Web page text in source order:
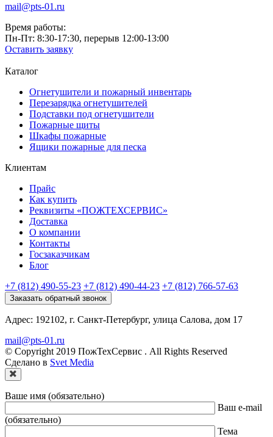
mail@pts-01.ru
Время работы:
Пн-Пт: 8:30-17:30, перерыв 12:00-13:00
Оставить заявку
Каталог
Огнетушители и пожарный инвентарь
Перезарядка огнетушителей
Подставки под огнетушители
Пожарные щиты
Шкафы пожарные
Ящики пожарные для песка
Клиентам
Прайс
Как купить
Реквизиты «ПОЖТЕХСЕРВИС»
Доставка
О компании
Контакты
Госзаказчикам
Блог
+7 (812) 490-55-23 +7 (812) 490-44-23 +7 (812) 766-57-63
Заказать обратный звонок
Адрес: 192102, г. Санкт-Петербург, улица Салова, дом 17
mail@pts-01.ru
© Copyright 2019 ПожТехСервис . All Rights Reserved
Сделано в Svet Media
Ваше имя (обязательно)
Ваш e-mail
(обязательно)
Тема